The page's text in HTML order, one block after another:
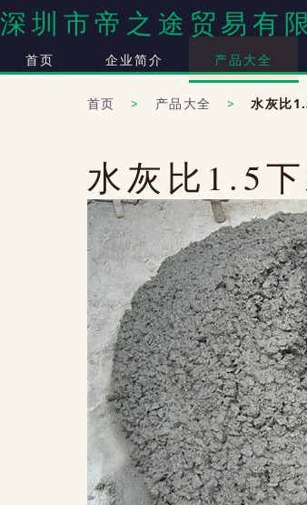
深圳市帝之途贸易有
首页 企业简介 产品大全
首页 > 产品大全 > 水灰比
水灰比1.5